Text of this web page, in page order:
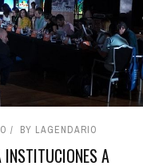
BY LAGENDARIO
INSTITUCIONES A